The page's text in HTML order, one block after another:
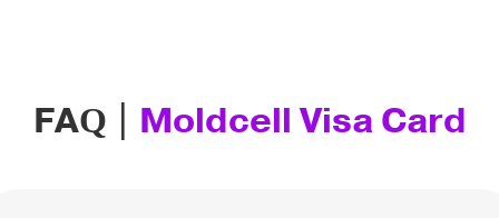
FAQ | Moldcell Visa Card